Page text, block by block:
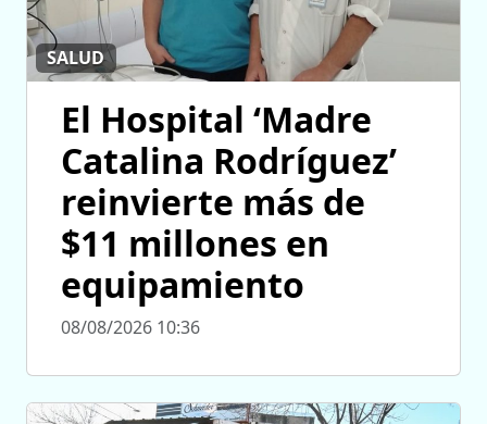
SALUD
El Hospital ‘Madre
Catalina Rodríguez’
reinvierte más de
$11 millones en
equipamiento
08/08/2026 10:36